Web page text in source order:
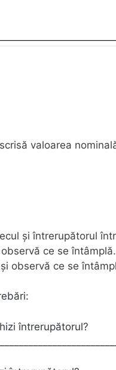
valoarea
și întrerupătorul
ce se întâmplă.
observă ce se
întrerupătorul?